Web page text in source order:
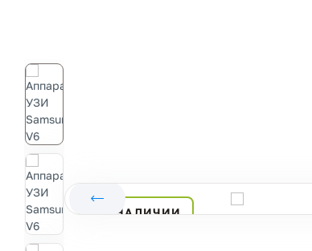
В НАЛИЧИИ